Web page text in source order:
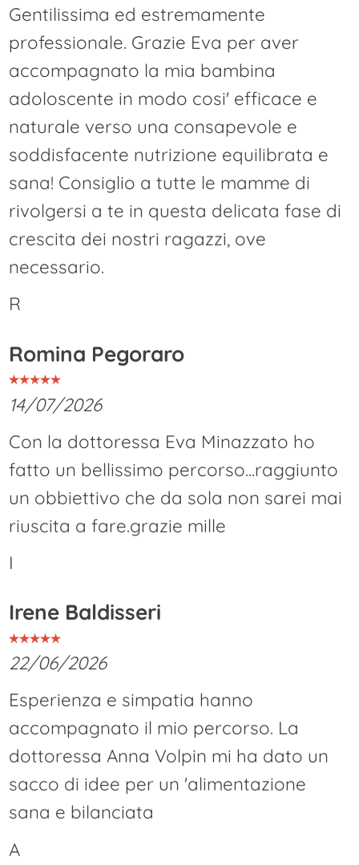
Gentilissima ed estremamente
professionale. Grazie Eva per aver
accompagnato la mia bambina
adoloscente in modo cosi' efficace e
naturale verso una consapevole e
soddisfacente nutrizione equilibrata e
sana! Consiglio a tutte le mamme di
rivolgersi a te in questa delicata fase di
crescita dei nostri ragazzi, ove
necessario.
R
Romina Pegoraro
14/07/2026
Con la dottoressa Eva Minazzato ho
fatto un bellissimo percorso...raggiunto
un obbiettivo che da sola non sarei mai
riuscita a fare.grazie mille
I
Irene Baldisseri
22/06/2026
Esperienza e simpatia hanno
accompagnato il mio percorso. La
dottoressa Anna Volpin mi ha dato un
sacco di idee per un 'alimentazione
sana e bilanciata
A